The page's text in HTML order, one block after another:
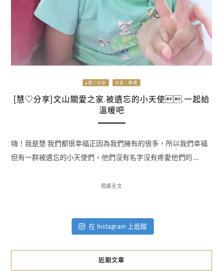
▴慧♡分享 分享｜療癒
[慧♡分享]文山關愛之家.被遺忘的小天使.一起給
溫暖吧
嗨！我是慧 我們都很幸福正因為我們擁有的很多，所以我們幸福
但有一群被遺忘的小天使們，他們沒有名字沒有疼愛他們的 …
閱讀全文
在 Instagram 上追蹤
近期文章